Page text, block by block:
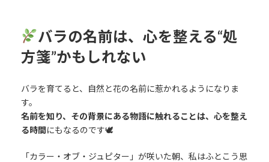
バラの名前は、心を整える“処
方箋”かもしれない
バラを育てると、自然と花の名前に惹かれるようになりま
す。
名前を知り、その背景にある物語に触れることは、心を整え
る時間にもなるのです🕊
「カラー・オブ・ジュピター」が咲いた朝、私はふとこう思